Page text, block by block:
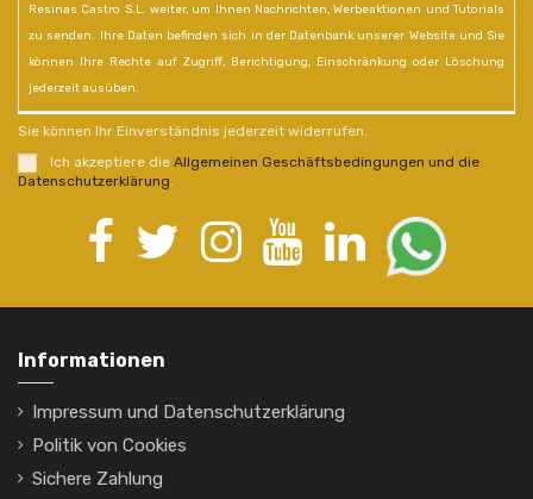
Resinas Castro S.L. weiter, um Ihnen Nachrichten, Werbeaktionen und Tutorials
zu senden. Ihre Daten befinden sich in der Datenbank unserer Website und Sie
können Ihre Rechte auf Zugriff, Berichtigung, Einschränkung oder Löschung
jederzeit ausüben.
Sie können Ihr Einverständnis jederzeit widerrufen.
Ich akzeptiere die Allgemeinen Geschäftsbedingungen und die
Datenschutzerklärung.
Informationen
Impressum und Datenschutzerklärung
Politik von Cookies
Sichere Zahlung